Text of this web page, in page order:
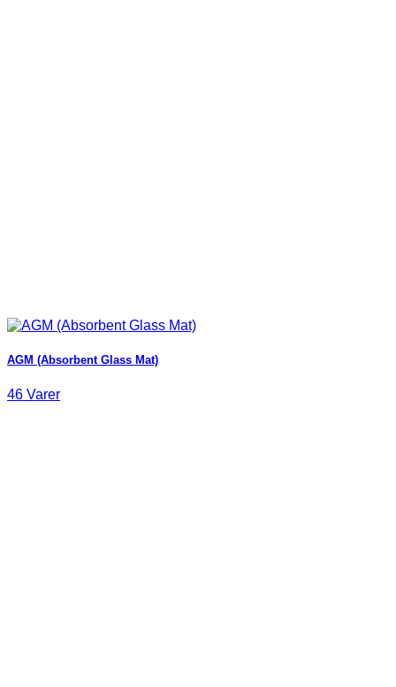
AGM (Absorbent Glass Mat)
46 Varer